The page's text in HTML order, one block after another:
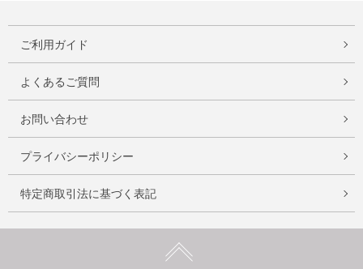
ご利用ガイド
よくあるご質問
お問い合わせ
プライバシーポリシー
特定商取引法に基づく表記